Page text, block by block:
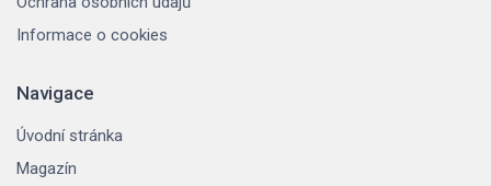
Informace o cookies
Navigace
Úvodní stránka
Magazín